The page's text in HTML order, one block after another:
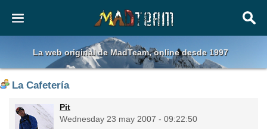
La web original de MadTeam, online desde 1997
La Cafetería
Pit
Wednesday 23 may 2007 - 09:22:50